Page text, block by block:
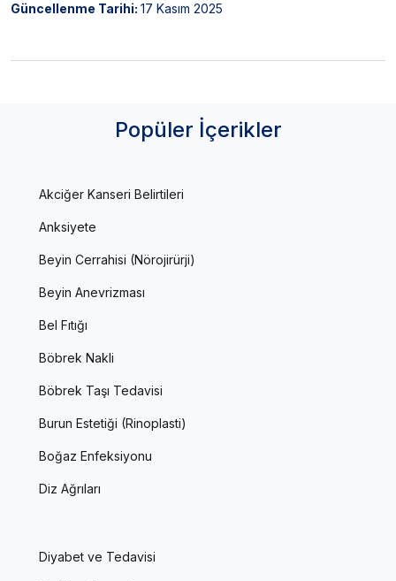
Güncellenme Tarihi: 17 Kasım 2025
Popüler İçerikler
Akciğer Kanseri Belirtileri
Anksiyete
Beyin Cerrahisi (Nörojirürji)
Beyin Anevrizması
Bel Fıtığı
Böbrek Nakli
Böbrek Taşı Tedavisi
Burun Estetiği (Rinoplasti)
Boğaz Enfeksiyonu
Diz Ağrıları
Diyabet ve Tedavisi